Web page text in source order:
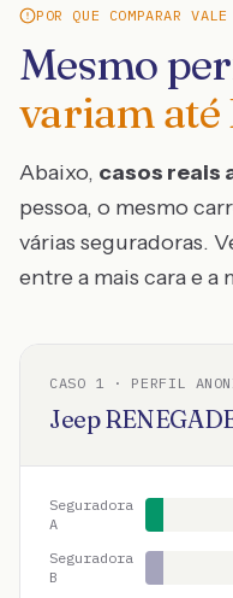
POR QUE COMPARAR
Mesmo
variam até
Abaixo, casos reais
pessoa, o mesmo
várias seguradoras.
entre a mais cara e a
CASO 1 · PERFIL
Jeep
Seguradora
A
Seguradora
B